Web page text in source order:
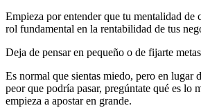
Empieza por entender que tu mentalidad de
rol fundamental en la rentabilidad de tus
Deja de pensar en pequeño o de fijarte
Es normal que sientas miedo, pero en lugar
peor que podría pasar, pregúntate qué es lo
empieza a apostar en grande.